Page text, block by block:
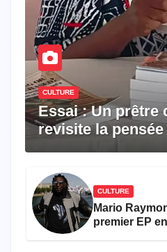
CULTURE
Essai : Un prêtre
revisite la pensée
CULTURE
Mario
premier EP